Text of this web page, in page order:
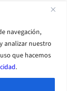
navegación,
analizar nuestro
que hacemos
.